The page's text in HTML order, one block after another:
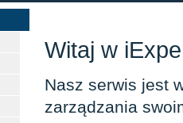
Witaj w
Nasz serwis jest
zarządzania